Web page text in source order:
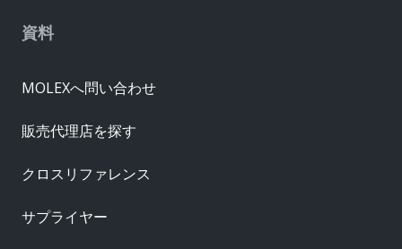
資料
MOLEXへ問い合わせ
販売代理店を探す
クロスリファレンス
サプライヤー